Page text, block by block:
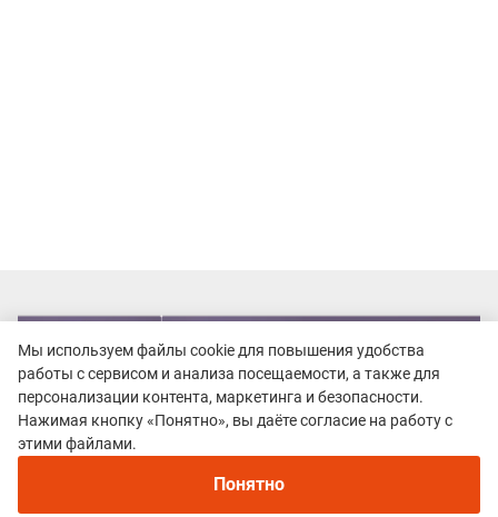
Мы используем файлы cookie для повышения удобства
работы с сервисом и анализа посещаемости, а также для
персонализации контента, маркетинга и безопасности.
Нажимая кнопку «Понятно», вы даёте согласие на работу с
этими файлами.
Понятно